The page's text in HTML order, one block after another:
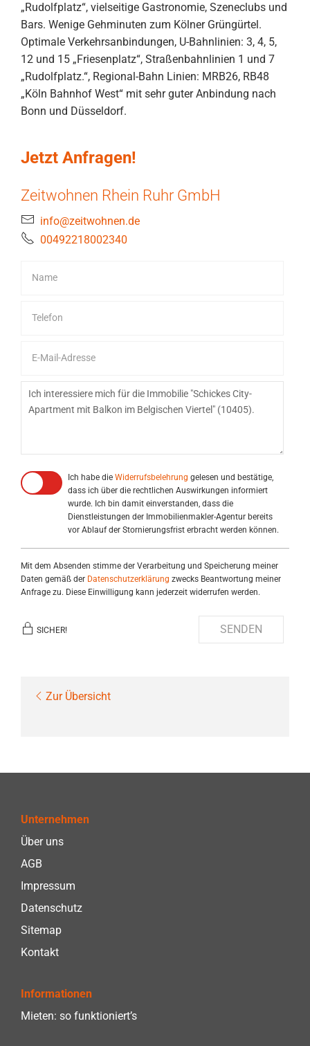
„Rudolfplatz“, vielseitige Gastronomie, Szeneclubs und
Bars. Wenige Gehminuten zum Kölner Grüngürtel.
Optimale Verkehrsanbindungen, U-Bahnlinien: 3, 4, 5,
12 und 15 „Friesenplatz“, Straßenbahnlinien 1 und 7
„Rudolfplatz.“, Regional-Bahn Linien: MRB26, RB48
„Köln Bahnhof West“ mit sehr guter Anbindung nach
Bonn und Düsseldorf.
Jetzt Anfragen!
Zeitwohnen Rhein Ruhr GmbH
info@zeitwohnen.de
00492218002340
Ich habe die Widerrufsbelehrung gelesen und bestätige,
dass ich über die rechtlichen Auswirkungen informiert
wurde. Ich bin damit einverstanden, dass die
Dienstleistungen der Immobilienmakler-Agentur bereits
vor Ablauf der Stornierungsfrist erbracht werden können.
Mit dem Absenden stimme der Verarbeitung und Speicherung meiner
Daten gemäß der Datenschutzerklärung zwecks Beantwortung meiner
Anfrage zu. Diese Einwilligung kann jederzeit widerrufen werden.
SICHER! SENDEN
Zur Übersicht
Unternehmen
Über uns
AGB
Impressum
Datenschutz
Sitemap
Kontakt
Informationen
Mieten: so funktioniert’s